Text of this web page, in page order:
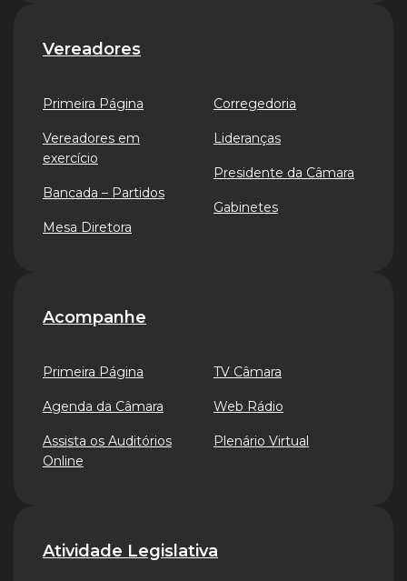
Vereadores
Primeira Página
Vereadores em
exercício
Bancada – Partidos
Mesa Diretora
Corregedoria
Lideranças
Presidente da Câmara
Gabinetes
Acompanhe
Primeira Página
Agenda da Câmara
Assista os Auditórios
Online
TV Câmara
Web Rádio
Plenário Virtual
Atividade Legislativa